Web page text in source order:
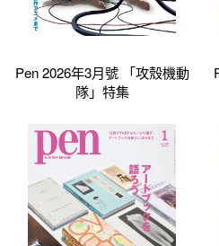
Pen 2026年3月號 「攻殼機動
隊」特集